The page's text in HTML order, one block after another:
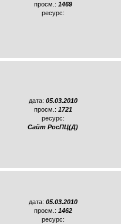
просм.: 1469
ресурс:
дата: 05.03.2010
просм.: 1721
ресурс:
Сайт РосПЦ(Д)
дата: 05.03.2010
просм.: 1462
ресурс: